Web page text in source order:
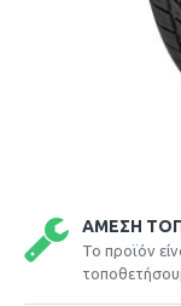
ΆΜΕΣΗ
Το προϊόν